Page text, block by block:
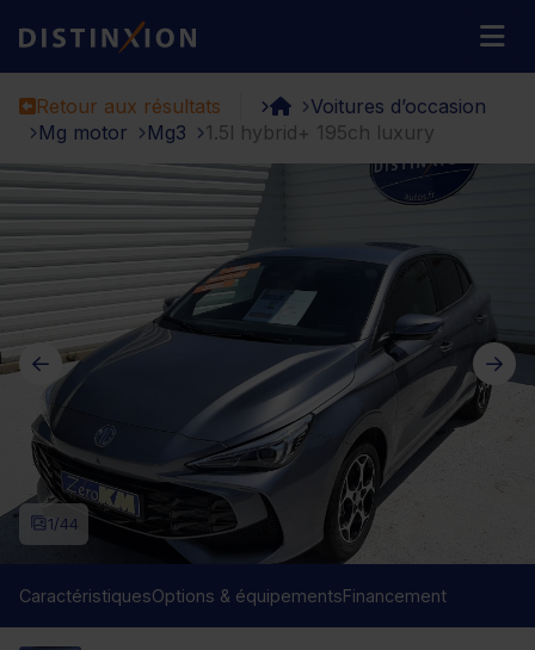
Distinxion
Retour aux résultats
Voitures d’occasion
Mg motor
Mg3 1.5l hybrid+ 195ch luxury
1/44
CaractéristiquesOptions & équipementsFinancement